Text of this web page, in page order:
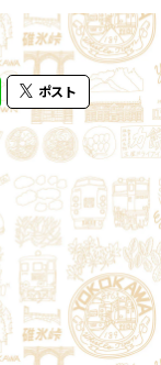
ポスト